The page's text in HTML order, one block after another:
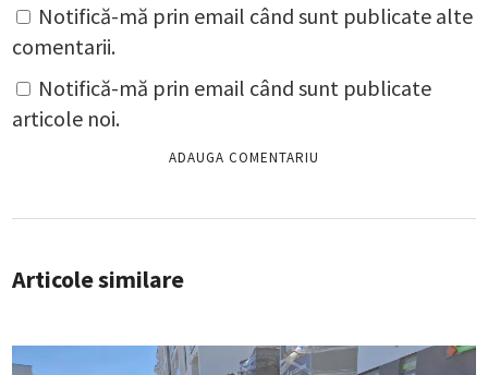
Notifică-mă prin email când sunt publicate alte
comentarii.
Notifică-mă prin email când sunt publicate
articole noi.
Articole similare